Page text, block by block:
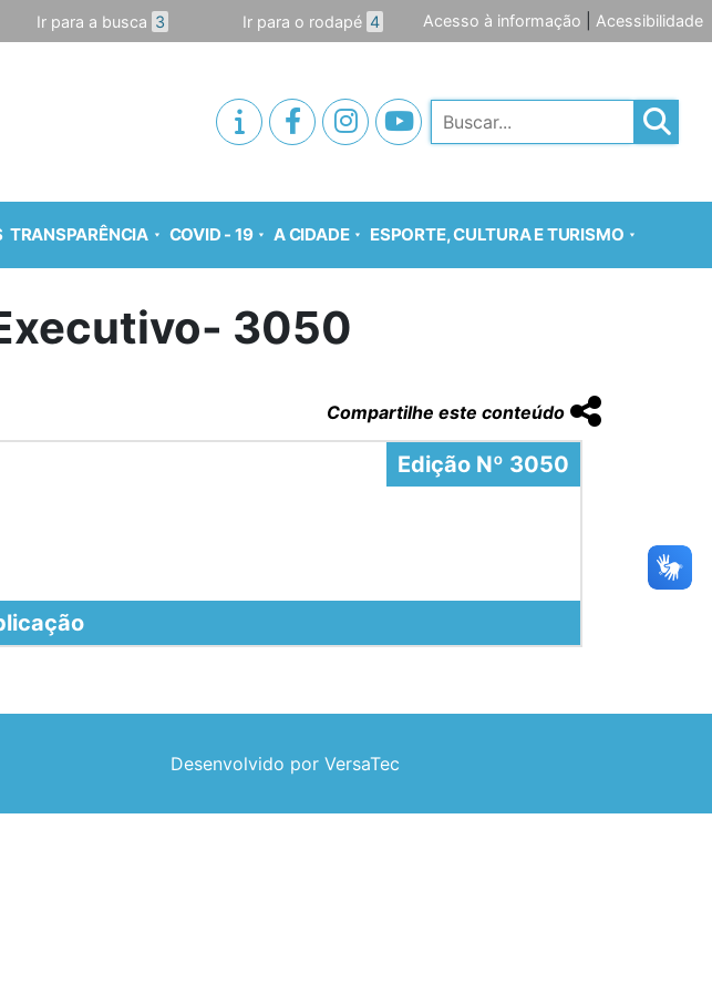
Ir para a busca 3 Ir para o rodapé 4 Acesso à informação Acessibilidade
Pesquisar
TRANSPARÊNCIA COVID - 19 A CIDADE ESPORTE, CULTURA E TURISMO
3050
Compartilhe este conteúdo
Edição Nº 3050
Desenvolvido por VersaTec